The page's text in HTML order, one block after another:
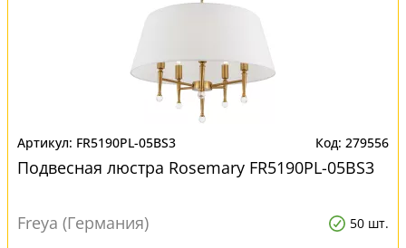
FR5190PL-05BS3 279556
Подвесная люстра Rosemary FR5190PL-05BS3
Freya (Германия) 50 шт.